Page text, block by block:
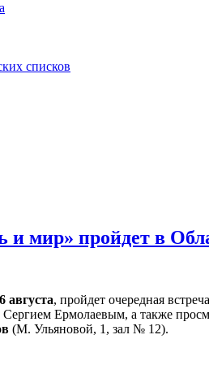
списков
и мир» пройдет в
августа, пройдет очередная
Ермолаевым, а также
(М. Ульяновой, 1, зал № 12).